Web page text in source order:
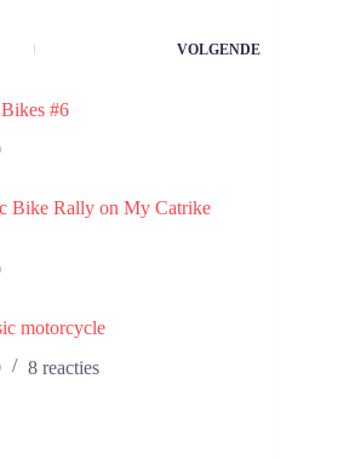
VOLGENDE
#6
Bike Rally on My Catrike
motorcycle
8 reacties